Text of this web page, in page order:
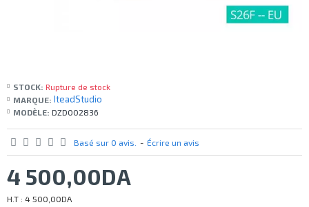
STOCK: Rupture de stock
MARQUE: IteadStudio
MODÈLE: DZD002836
Basé sur 0 avis. - Écrire un avis
4 500,00DA
H.T : 4 500,00DA